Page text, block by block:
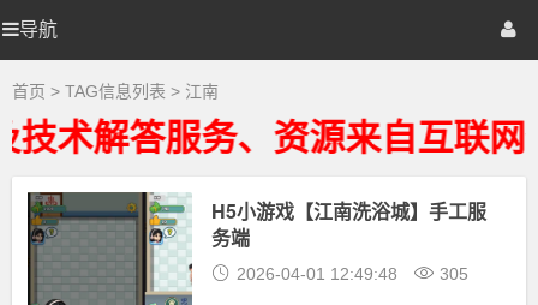
导航
全
-
南
相
新
资
下
优
选
源
棋牌源码
首页 > TAG信息列表 > 江南
术解答服务、资源来自互联
H5小游戏【江南洗浴城】手工服
务端
2026-04-01 12:49:48 305